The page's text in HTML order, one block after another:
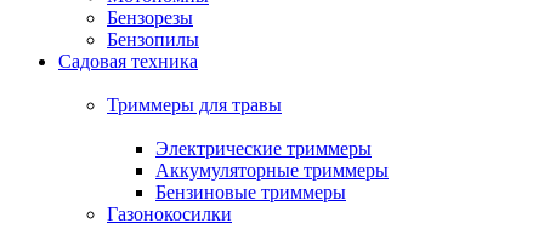
Бензорезы
Бензопилы
Садовая техника
Триммеры для травы
Электрические триммеры
Аккумуляторные триммеры
Бензиновые триммеры
Газонокосилки